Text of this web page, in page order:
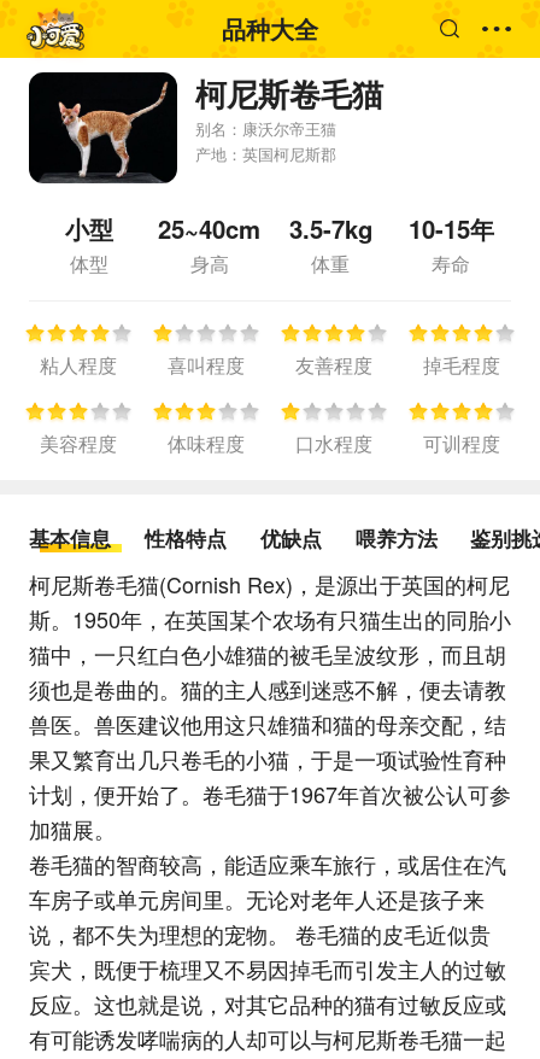
品种大全
柯尼斯卷毛猫
别名： 康沃尔帝王猫
产地：英国柯尼斯郡
小型
体型
25~40cm
身高
3.5-7kg
体重
10-15年
寿命
粘人程度 喜叫程度 友善程度 掉毛程度
美容程度 体味程度 口水程度 可训程度
基本信息 性格特点 优缺点 喂养方法 鉴别挑
柯尼斯卷毛猫(Cornish Rex)，是源出于英国的柯尼
斯。1950年，在英国某个农场有只猫生出的同胎小
猫中，一只红白色小雄猫的被毛呈波纹形，而且胡
须也是卷曲的。猫的主人感到迷惑不解，便去请教
兽医。兽医建议他用这只雄猫和猫的母亲交配，结
果又繁育出几只卷毛的小猫，于是一项试验性育种
计划，便开始了。卷毛猫于1967年首次被公认可参
加猫展。
卷毛猫的智商较高，能适应乘车旅行，或居住在汽
车房子或单元房间里。无论对老年人还是孩子来
说，都不失为理想的宠物。 卷毛猫的皮毛近似贵
宾犬，既便于梳理又不易因掉毛而引发主人的过敏
反应。这也就是说，对其它品种的猫有过敏反应或
有可能诱发哮喘病的人却可以与柯尼斯卷毛猫一起